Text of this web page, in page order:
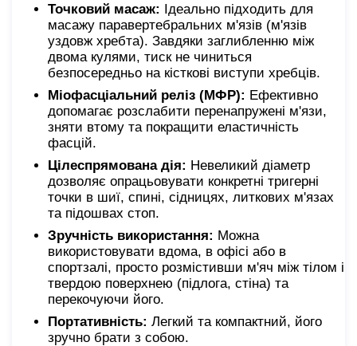
Точковий масаж: Ідеально підходить для
масажу паравертебральних м'язів (м'язів
уздовж хребта). Завдяки заглибленню між
двома кулями, тиск не чиниться
безпосередньо на кісткові виступи хребців.
Міофасціальний реліз (МФР): Ефективно
допомагає розслабити перенапружені м'язи,
зняти втому та покращити еластичність
фасцій.
Цілеспрямована дія: Невеликий діаметр
дозволяє опрацьовувати конкретні тригерні
точки в шиї, спині, сідницях, литкових м'язах
та підошвах стоп.
Зручність використання: Можна
використовувати вдома, в офісі або в
спортзалі, просто розмістивши м'яч між тілом і
твердою поверхнею (підлога, стіна) та
перекочуючи його.
Портативність: Легкий та компактний, його
зручно брати з собою.